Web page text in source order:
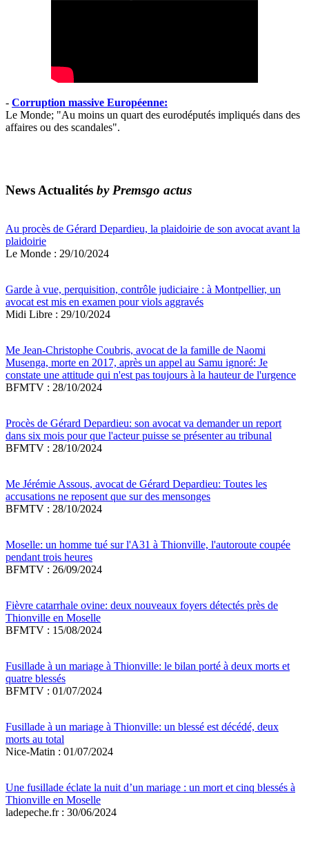
- Corruption massive Européenne:
Le Monde; "Au moins un quart des eurodéputés impliqués dans des
affaires ou des scandales".
News Actualités by Premsgo actus
Au procès de Gérard Depardieu, la plaidoirie de son avocat avant la
plaidoirie
Le Monde : 29/10/2024
Garde à vue, perquisition, contrôle judiciaire : à Montpellier, un
avocat est mis en examen pour viols aggravés
Midi Libre : 29/10/2024
Me Jean-Christophe Coubris, avocat de la famille de Naomi
Musenga, morte en 2017, après un appel au Samu ignoré: Je
constate une attitude qui n'est pas toujours à la hauteur de l'urgence
BFMTV : 28/10/2024
Procès de Gérard Depardieu: son avocat va demander un report
dans six mois pour que l'acteur puisse se présenter au tribunal
BFMTV : 28/10/2024
Me Jérémie Assous, avocat de Gérard Depardieu: Toutes les
accusations ne reposent que sur des mensonges
BFMTV : 28/10/2024
Moselle: un homme tué sur l'A31 à Thionville, l'autoroute coupée
pendant trois heures
BFMTV : 26/09/2024
Fièvre catarrhale ovine: deux nouveaux foyers détectés près de
Thionville en Moselle
BFMTV : 15/08/2024
Fusillade à un mariage à Thionville: le bilan porté à deux morts et
quatre blessés
BFMTV : 01/07/2024
Fusillade à un mariage à Thionville: un blessé est décédé, deux
morts au total
Nice-Matin : 01/07/2024
Une fusillade éclate la nuit d’un mariage : un mort et cinq blessés à
Thionville en Moselle
ladepeche.fr : 30/06/2024